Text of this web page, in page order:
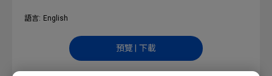
語言: English
預覽 | 下載